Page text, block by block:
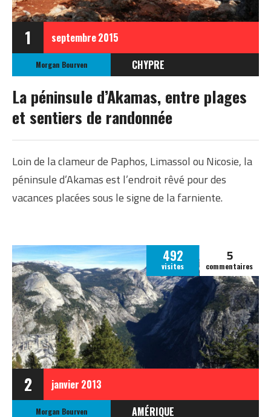
1 septembre2015
Morgan Bourven
CHYPRE
La péninsule d’Akamas, entre plages
et sentiers de randonnée
Loin de la clameur de Paphos, Limassol ou Nicosie, la
péninsule d’Akamas est l’endroit rêvé pour des
vacances placées sous le signe de la farniente.
2 janvier 2013
492
visites
5
commentaires
Morgan Bourven
AMÉRIQUE